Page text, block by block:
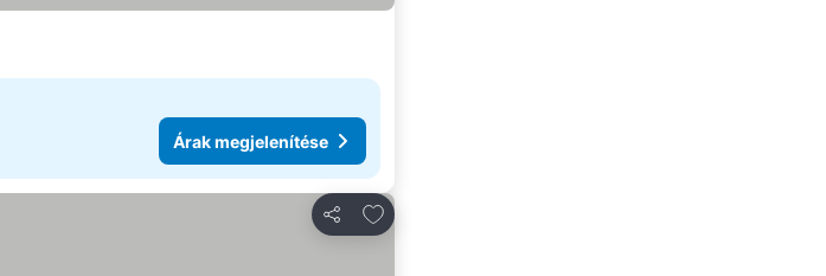
Árak megjelenítése
Megosztás
Hozzáadás a kedvencekhez